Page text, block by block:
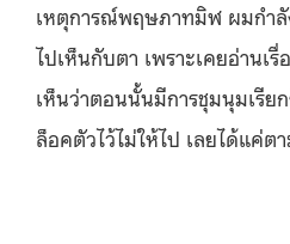
เหตุการณ์พฤษภาทมิฬ ผมกำลั
ไปเห็นกับตา เพราะเคยอ่านเ
เห็นว่าตอนนั้นมีการชุมนุมเรีย
ล็อคตัวไว้ไม่ให้ไป เลยได้แค่ต